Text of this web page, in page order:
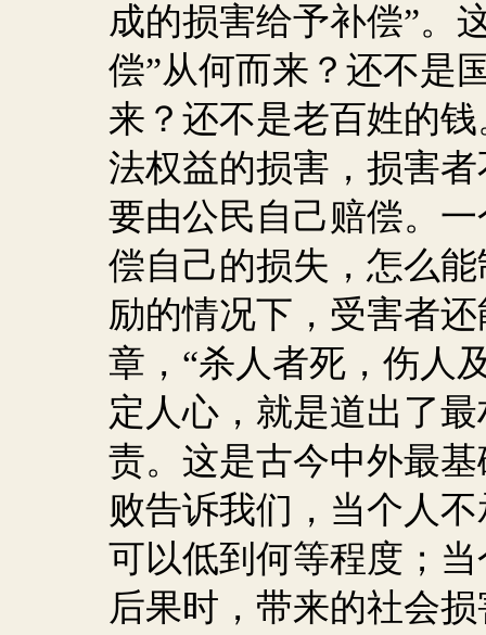
成的损害给予补偿”。
偿”从何而来？还不是
来？还不是老百姓的
法权益的损害，损害
要由公民自己赔偿。
偿自己的损失，怎么
励的情况下，受害者
章，“杀人者死，伤人
定人心，就是道出了
责。这是古今中外最
败告诉我们，当个人
可以低到何等程度；
后果时，带来的社会